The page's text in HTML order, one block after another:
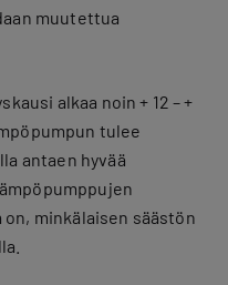
muutettua
alkaa noin + 12 – +
tulee
antaen hyvää
minkälaisen säästön